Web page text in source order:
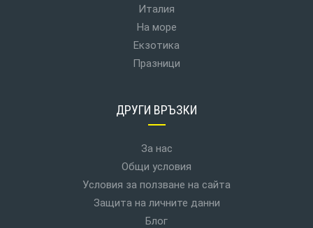
Италия
На море
Екзотика
Празници
ДРУГИ ВРЪЗКИ
За нас
Общи условия
Условия за ползване на сайта
Защита на личните данни
Блог